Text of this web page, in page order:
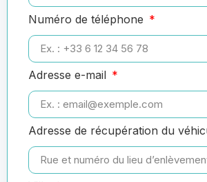
Numéro de téléphone
Adresse e-mail
Adresse de récupération du